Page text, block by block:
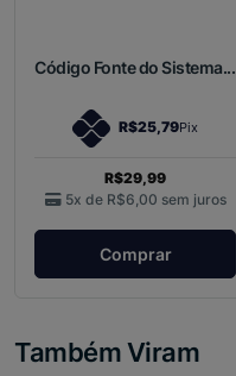
Código Fonte do Sistema...
R$25,79Pix
R$29,99
5x de R$6,00 sem juros
Comprar
Também Viram